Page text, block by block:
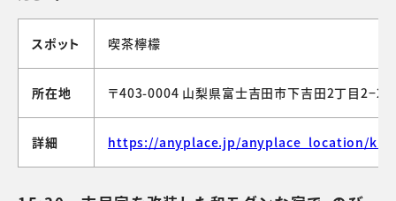
スポット 喫茶檸檬
所在地 〒403-0004 山梨県富士吉田市下吉田2丁目2−27
詳細 https://anyplace.jp/anyplace_location/